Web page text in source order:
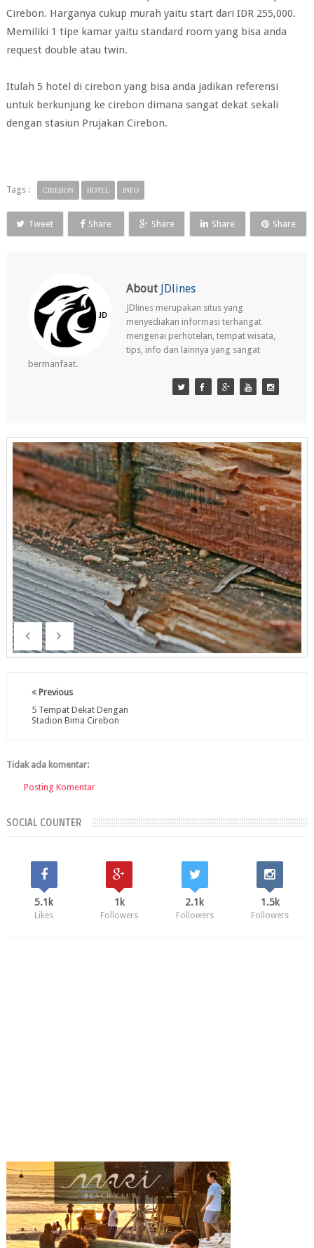
Cirebon. Harganya cukup murah yaitu start dari IDR 255,000.
Memiliki 1 tipe kamar yaitu standard room yang bisa anda
request double atau twin.
Itulah 5 hotel di cirebon yang bisa anda jadikan referensi
untuk berkunjung ke cirebon dimana sangat dekat sekali
dengan stasiun Prujakan Cirebon.
Tags : CIREBON HOTEL INFO
Tweet Share Share Share Share
About JDlines
JDlines merupakan situs yang
menyediakan informasi terhangat
mengenai perhotelan, tempat wisata,
tips, info dan lainnya yang sangat
bermanfaat.
Previous
5 Tempat Dekat Dengan
Stadion Bima Cirebon
Tidak ada komentar:
Posting Komentar
SOCIAL COUNTER
5.1k
Likes
1k
Followers
2.1k
Followers
1.5k
Followers